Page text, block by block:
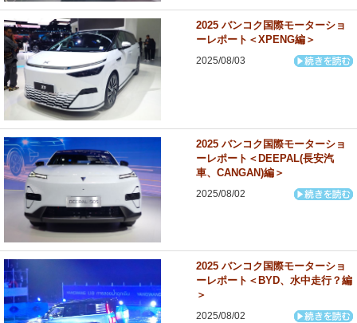
2025 バンコク国際モーターショ
ーレポート＜XPENG編＞
2025/08/03
2025 バンコク国際モーターショ
ーレポート＜DEEPAL(長安汽
車、CANGAN)編＞
2025/08/02
2025 バンコク国際モーターショ
ーレポート＜BYD、水中走行？編
＞
2025/08/02